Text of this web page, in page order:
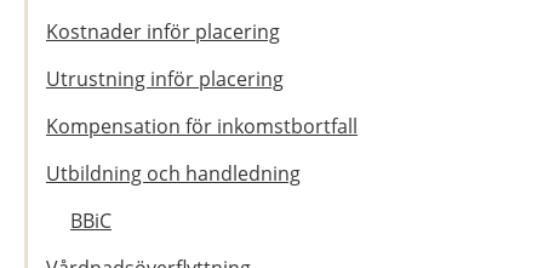
Kostnader inför placering
Utrustning inför placering
Kompensation för inkomstbortfall
Utbildning och handledning
BBiC